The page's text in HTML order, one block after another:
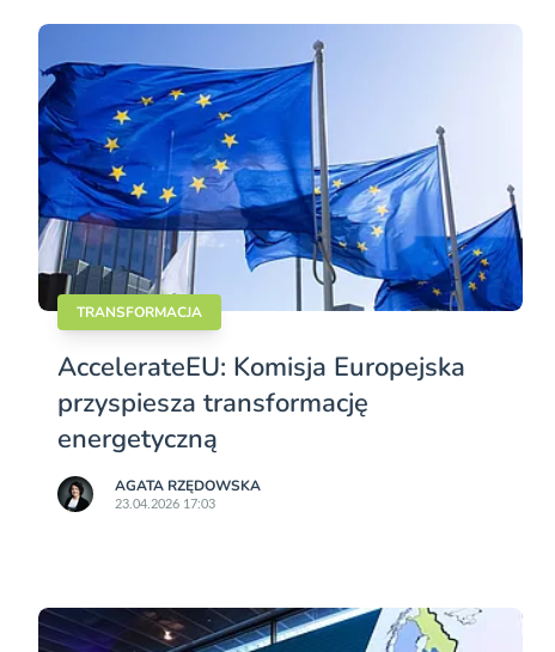
TRANSFORMACJA
AccelerateEU: Komisja Europejska
przyspiesza transformację
energetyczną
AGATA RZĘDOWSKA
23.04.2026 17:03